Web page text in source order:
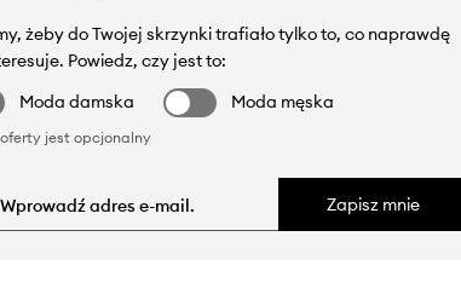
żeby do Twojej skrzynki trafiało tylko to, co naprawdę
Powiedz, czy jest to:
Moda damska
Moda męska
jest opcjonalny
Zapisz mnie